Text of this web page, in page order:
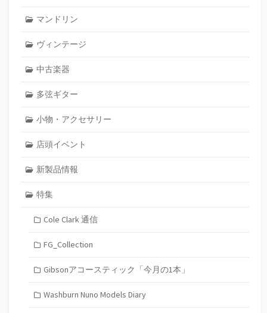
マンドリン
ヴィンテージ
中古楽器
多弦ギター
小物・アクセサリー
店頭イベント
新製品情報
特集
Cole Clark 通信
FG_Collection
Gibsonアコースティック「今月の1本」
Washburn Nuno Models Diary